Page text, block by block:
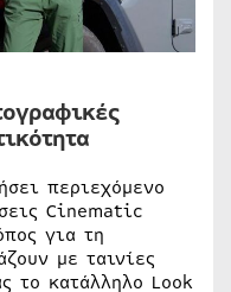
περιεχόμενο
Cinematic
για τη
με ταινίες
το κατάλληλο Look